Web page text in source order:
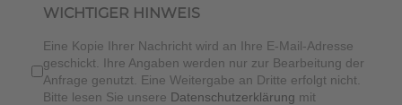
Wichtiger Hinweis*
WICHTIGER HINWEIS
Eine Kopie Ihrer Nachricht wird an Ihre E-Mail-Adresse
geschickt. Ihre Angaben werden nur zur Bearbeitung der
Anfrage genutzt. Eine Weitergabe an Dritte erfolgt nicht.
Bitte lesen Sie unsere Datenschutzerklärung mit